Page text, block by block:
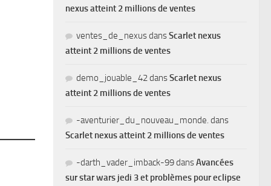
nexus atteint 2 millions de ventes
ventes_de_nexusdansScarlet nexus
atteint 2 millions de ventes
demo_jouable_42dansScarlet nexus
atteint 2 millions de ventes
-aventurier_du_nouveau_monde. dans
Scarlet nexus atteint 2 millions de ventes
-darth_vader_imback-99dansAvancées
sur star wars jedi 3 et problèmes pour eclipse